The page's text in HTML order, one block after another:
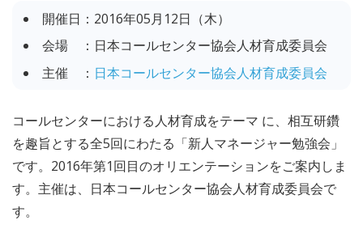
開催日： 2016年05月12日（木）
会場 ： 日本コールセンター協会人材育成委員会
主催 ： 日本コールセンター協会人材育成委員会
コールセンターにおける人材育成をテーマ に、相互研鑽
を趣旨とする全5回にわたる「新人マネージャー勉強会」
です。2016年第1回目のオリエンテーションをご案内しま
す。主催は、日本コールセンター協会人材育成委員会で
す。